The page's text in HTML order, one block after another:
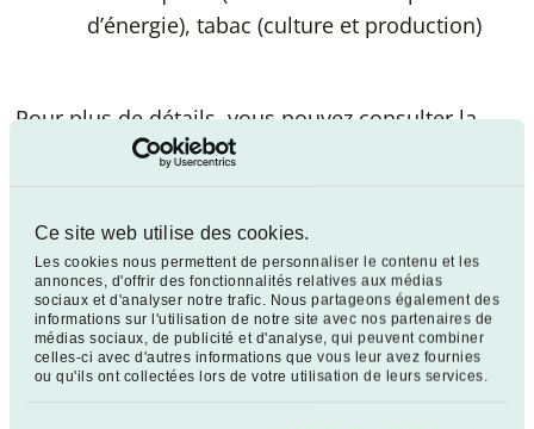
Ce site web utilise des cookies.
Les cookies nous permettent de personnaliser le contenu et les
annonces, d'offrir des fonctionnalités relatives aux médias
sociaux et d'analyser notre trafic. Nous partageons également des
informations sur l'utilisation de notre site avec nos partenaires de
médias sociaux, de publicité et d'analyse, qui peuvent combiner
celles-ci avec d'autres informations que vous leur avez fournies
ou qu'ils ont collectées lors de votre utilisation de leurs services.
d’énergie), tabac (culture et production)
Pour plus de détails, vous pouvez consulter la
politique d’exclusion de la société de gestion sur
son site internet :https://www.vega-is.com
Ces modifications entreront en vigueur le 21
mai 2025.
La documentation juridique (PRIIPS, prospectus
intégrant l’annexe SFDR et règlement) est
disponible auprès de VEGA Investment Solutions :
www.vega-is.com.